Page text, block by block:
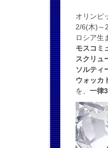
オリンピ
2/6(木)～
ロシア生
モスコミ
スクリュ
ソルティ
ウォッカ
を、 一律